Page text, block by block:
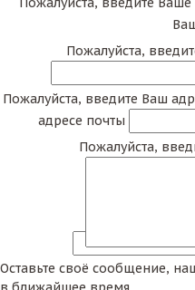
Пожалуйста,
Пожалуйста, введите Ваш
адресе почты
Пожалуйста,
Оставьте своё сообщение,